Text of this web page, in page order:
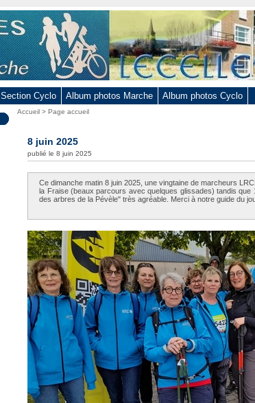
Section Cyclo Album photos Marche Album photos Cyclo
Vous
Accueil >Page accueil
8 juin 2025
publié le 8 juin 2025
Ce dimanche matin 8 juin 2025, une vingtaine de marcheurs
la Fraise (beaux parcours avec quelques glissades) tandis
des arbres de la Pévèle" très agréable. Merci à notre guide du